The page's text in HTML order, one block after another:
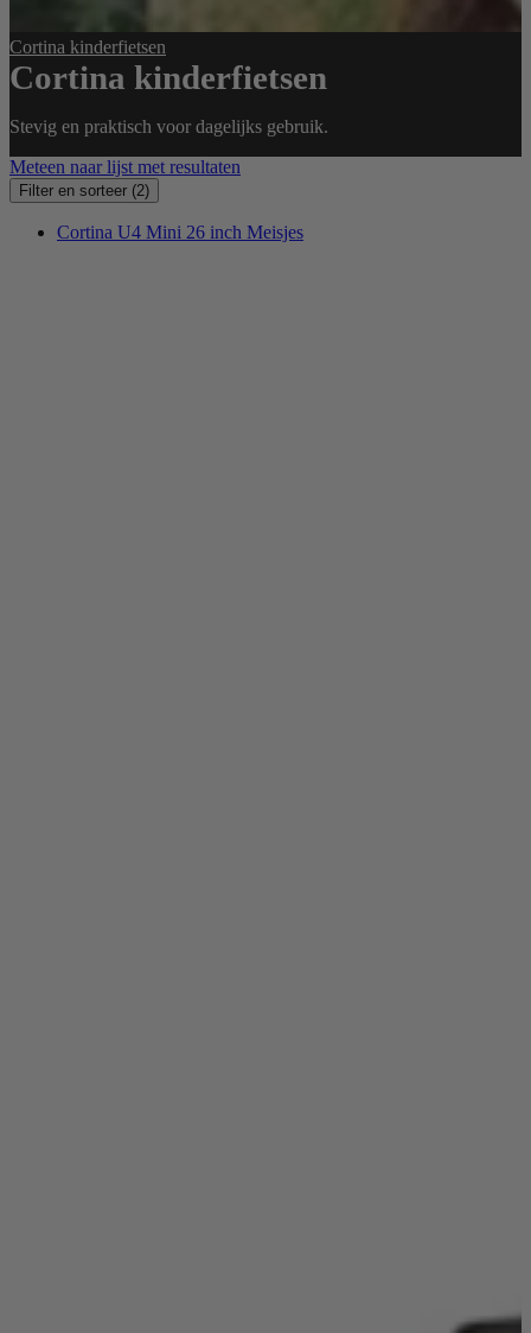
Cortina kinderfietsen
Cortina kinderfietsen
Stevig en praktisch voor dagelijks gebruik.
Meteen naar lijst met resultaten
Filter en sorteer (2)
Cortina U4 Mini 26 inch Meisjes